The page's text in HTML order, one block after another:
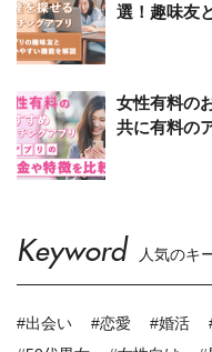
選！趣味友
女性有料の
共に有料の
Keyword 人気のキ
#出会い #恋愛 #婚活